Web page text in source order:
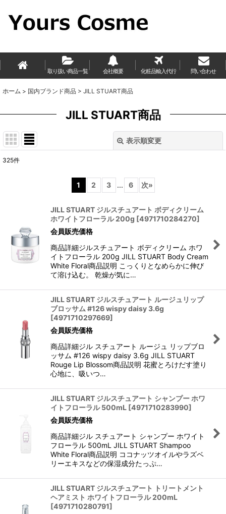
取り扱い商品一覧 会社概要 化粧品輸入代行 問い合わせ
ホーム > 国内ブランド商品 > JILL STUART商品
JILL STUART商品
表示順変更
絞り込む
325件
1 2 3 ... 6 次»
JILL STUART ジルスチュアート ボディクリーム
ホワイトフローラル 200g [4971710284270]
会員販売価格
商品詳細ジルスチュアート ボディクリーム ホワ
イトフローラル 200g JILL STUART Body Cream
White Floral商品説明 こっくりとなめらかに伸び
て溶け込む。 乾燥が気に…
JILL STUART ジルスチュアート ルージュリップ
ブロッサム #126 wispy daisy 3.6g
[4971710297669]
会員販売価格
商品詳細ジル スチュアート ルージュ リップブロ
ッサム #126 wispy daisy 3.6g JILL STUART
Rouge Lip Blossom商品説明 花蜜とろけだす塗り
心地に、吸いつ…
JILL STUART ジルスチュアート シャンプー ホワ
イトフローラル 500mL [4971710283990]
会員販売価格
商品詳細ジル スチュアート シャンプー ホワイト
フローラル 500mL JILL STUART Shampoo
White Floral商品説明 ココナッツオイルやラズベ
リーエキスなどの保湿成分たっぷ…
JILL STUART ジルスチュアート トリートメント
ヘアミスト ホワイトフローラル 200mL
[4971710280791]